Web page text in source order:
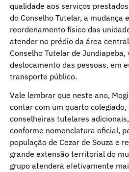
qualidade aos serviços
do Conselho Tutelar, a mudança
reordenamento físico das
atender no prédio da área
Conselho Tutelar de
deslocamento das pessoas, em
transporte público.
Vale lembrar que neste ano,
contar com um quarto
conselheiras tutelares
conforme nomenclatura oficial,
população de Cezar de Souza e
grande extensão territorial do
grupo atenderá efetivamente